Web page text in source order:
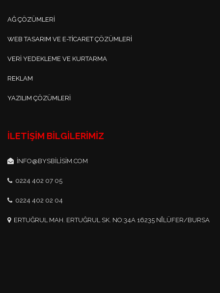
AĞ ÇÖZÜMLERI
WEB TASARIM VE E-TICARET ÇÖZÜMLERI
VERI YEDEKLEME VE KURTARMA
REKLAM
YAZILIM ÇÖZÜMLERI
İLETIŞIM BILGILERIMIZ
INFO@BYSBILISIM.COM
0224 402 07 05
0224 402 02 04
ERTUĞRUL MAH. ERTUĞRUL SK. NO:34A 16235 NİLÜFER/BURSA